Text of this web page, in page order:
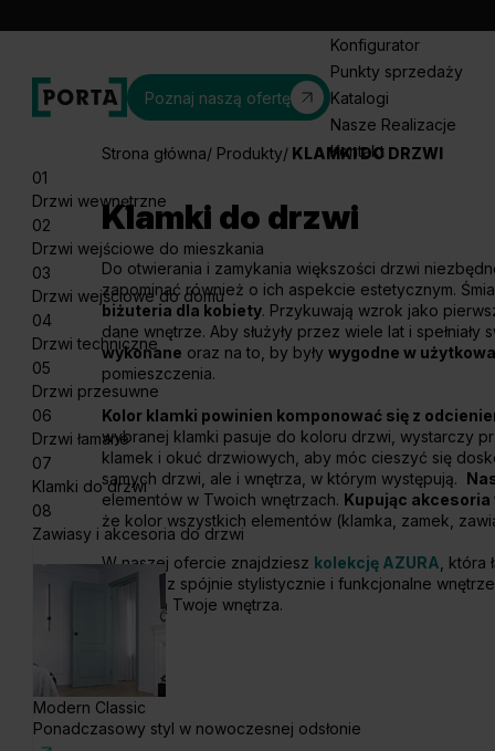
Poznaj naszą ofertę
Konfigurator
Punkty sprzedaży
Katalogi
Nasze Realizacje
Kontakt
01
Drzwi wewnętrzne
02
Drzwi wejściowe do mieszkania
03
Drzwi wejściowe do domu
04
Drzwi techniczne
05
Drzwi przesuwne
06
Drzwi łamane
07
Klamki do drzwi
08
Zawiasy i akcesoria do drzwi
Modern Classic
Ponadczasowy styl w nowoczesnej odsłonie
Strona główna Produkty KLAMKI DO DRZWI
Klamki do drzwi
Do otwierania i zamykania większości drzwi
zapominać również o ich aspekcie estetycznym.
biżuteria dla kobiety. Przykuwają wzrok jako
dane wnętrze. Aby służyły przez wiele lat i
wykonane oraz na to, by były wygodne w
pomieszczenia.
Kolor klamki powinien komponować się z
wybranej klamki pasuje do koloru drzwi, wystarczy
klamek i okuć drzwiowych, aby móc cieszyć się
samych drzwi, ale i wnętrza, w którym występują.
elementów w Twoich wnętrzach. Kupując
że kolor wszystkich elementów (klamka, zamek,
W naszej ofercie znajdziesz kolekcję AZURA , która
stworzysz spójnie stylistycznie i funkcjonalne
odmienią Twoje wnętrza.